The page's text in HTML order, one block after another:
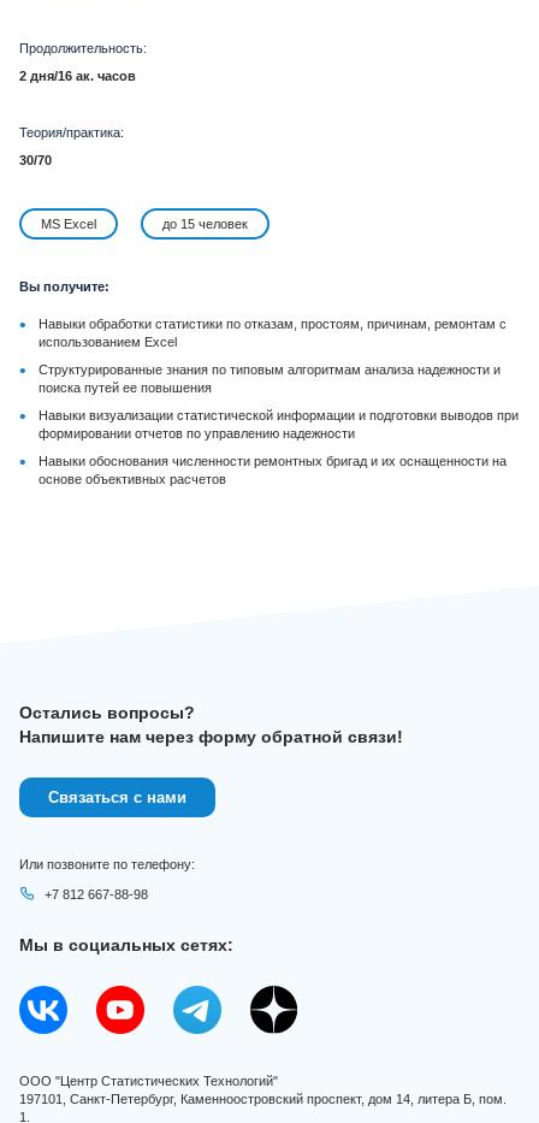
Продолжительность:
2 дня/16 ак. часов
Теория/практика:
30/70
MS Excel до 15 человек
Вы получите:
•
Навыки обработки статистики по отказам, простоям, причинам, ремонтам с
использованием Excel
•
Структурированные знания по типовым алгоритмам анализа надежности и
поиска путей ее повышения
•
Навыки визуализации статистической информации и подготовки выводов при
формировании отчетов по управлению надежности
•
Навыки обоснования численности ремонтных бригад и их оснащенности на
основе объективных расчетов
Остались вопросы?
Напишите нам через форму обратной связи!
Связаться с нами
Или позвоните по телефону:
+7 812 667-88-98
Мы в социальных сетях:
ООО "Центр Статистических Технологий"
197101, Санкт-Петербург, Каменноостровский проспект, дом 14, литера Б, пом.
1.